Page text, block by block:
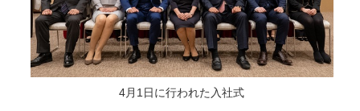
4月1日に行われた入社式